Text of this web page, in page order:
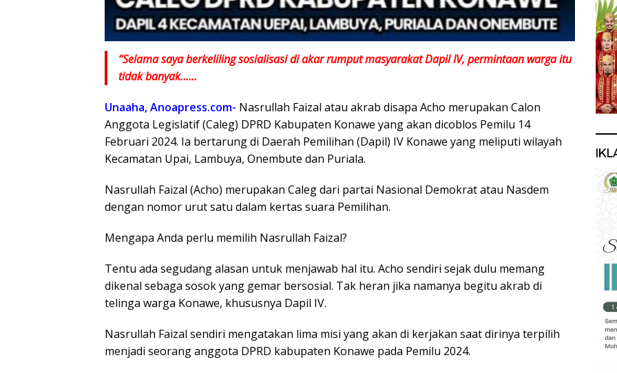
“Selama saya berkeliling sosialisasi di akar rumput masyarakat Dapil IV, permintaan warga itu
tidak banyak……
Unaaha, Anoapress.com- Nasrullah Faizal atau akrab disapa Acho merupakan Calon
Anggota Legislatif (Caleg) DPRD Kabupaten Konawe yang akan dicoblos Pemilu 14
Februari 2024. Ia bertarung di Daerah Pemilihan (Dapil) IV Konawe yang meliputi wilayah
Kecamatan Upai, Lambuya, Onembute dan Puriala.
Nasrullah Faizal (Acho) merupakan Caleg dari partai Nasional Demokrat atau Nasdem
dengan nomor urut satu dalam kertas suara Pemilihan.
Mengapa Anda perlu memilih Nasrullah Faizal?
Tentu ada segudang alasan untuk menjawab hal itu. Acho sendiri sejak dulu memang
dikenal sebaga sosok yang gemar bersosial. Tak heran jika namanya begitu akrab di
telinga warga Konawe, khususnya Dapil IV.
Nasrullah Faizal sendiri mengatakan lima misi yang akan di kerjakan saat dirinya terpilih
menjadi seorang anggota DPRD kabupaten Konawe pada Pemilu 2024.